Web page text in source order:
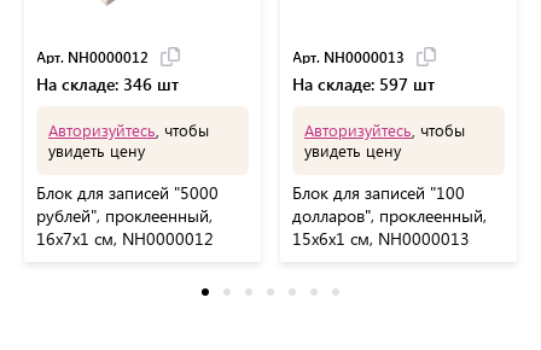
Арт. NH0000012
На складе: 346 шт
Авторизуйтесь , чтобы
увидеть цену
Блок для записей "5000
рублей", проклеенный,
16х7х1 см, NH0000012
Арт. NH0000013
На складе: 597 шт
Авторизуйтесь , чтобы
увидеть цену
Блок для записей "100
долларов", проклеенный,
15х6х1 см, NH0000013